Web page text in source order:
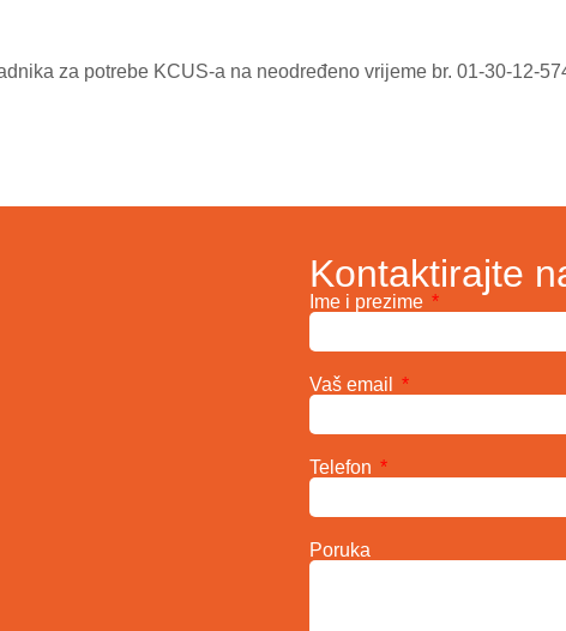
za potrebe KCUS-a na neodređeno vrijeme br. 01-30-12-
Kontaktirajte
Ime i prezime
Vaš email
Telefon
Poruka